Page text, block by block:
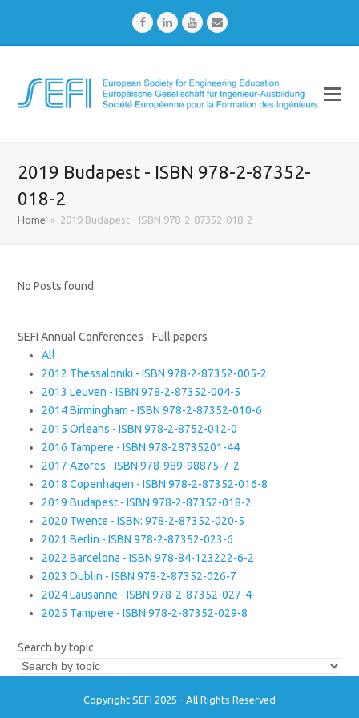
FacebookLinkedInYoutubeEmail
2019 Budapest - ISBN 978-2-87352-
018-2
Home » 2019 Budapest - ISBN 978-2-87352-018-2
No Posts found.
SEFI Annual Conferences - Full papers
All
2012 Thessaloniki - ISBN 978-2-87352-005-2
2013 Leuven - ISBN 978-2-87352-004-5
2014 Birmingham - ISBN 978-2-87352-010-6
2015 Orleans - ISBN 978-2-8752-012-0
2016 Tampere - ISBN 978-28735201-44
2017 Azores - ISBN 978-989-98875-7-2
2018 Copenhagen - ISBN 978-2-87352-016-8
2019 Budapest - ISBN 978-2-87352-018-2
2020 Twente - ISBN: 978-2-87352-020-5
2021 Berlin - ISBN 978-2-87352-023-6
2022 Barcelona - ISBN 978-84-123222-6-2
2023 Dublin - ISBN 978-2-87352-026-7
2024 Lausanne - ISBN 978-2-87352-027-4
2025 Tampere - ISBN 978-2-87352-029-8
Search by topic
Copyright SEFI 2025 - All Rights Reserved